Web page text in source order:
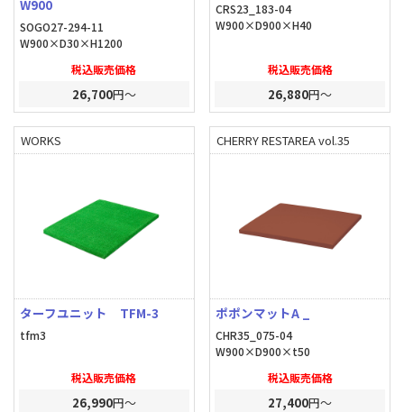
W900
SOGO27-294-11
W900×D30×H1200
税込販売価格
26,700円～
CRS23_183-04
W900×D900×H40
税込販売価格
26,880円～
WORKS
ターフユニット TFM-3
tfm3
税込販売価格
26,990円～
CHERRY RESTAREA vol.35
ポポンマットA _
CHR35_075-04
W900×D900×t50
税込販売価格
27,400円～